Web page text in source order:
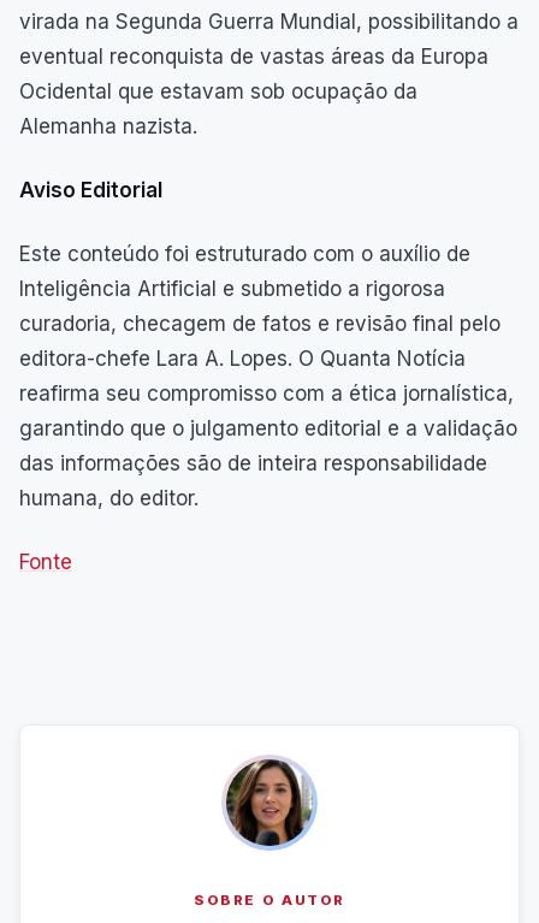
virada na Segunda Guerra Mundial, possibilitando a
eventual reconquista de vastas áreas da Europa
Ocidental que estavam sob ocupação da
Alemanha nazista.
Aviso Editorial
Este conteúdo foi estruturado com o auxílio de
Inteligência Artificial e submetido a rigorosa
curadoria, checagem de fatos e revisão final pelo
editora-chefe Lara A. Lopes. O Quanta Notícia
reafirma seu compromisso com a ética jornalística,
garantindo que o julgamento editorial e a validação
das informações são de inteira responsabilidade
humana, do editor.
Fonte
SOBRE O AUTOR